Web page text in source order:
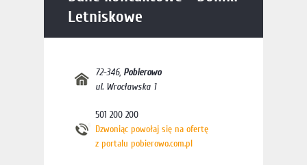
Letniskowe
72-346, Pobierowo
ul. Wrocławska 1
501 200 200
Dzwoniąc powołaj się na ofertę
z portalu pobierowo.com.pl